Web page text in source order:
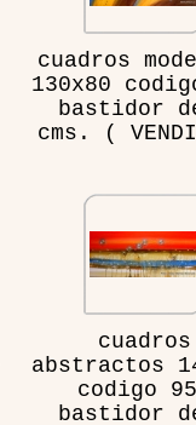
cuadros
130x80
bastidor
cms. (
cuadros
abstractos
codigo
bastidor